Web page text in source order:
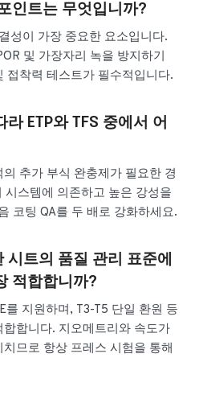
인트는 무엇입니까?
성이 가장 중요한 요소입니다.
및 가장자리 녹을 방지하기
접착력 테스트가 필수적입니다.
ETP와 TFS 중에서 어
추가 부식 완충제가 필요한 경
시스템에 의존하고 높은 강성을
코팅 QA를 두 배로 강화하세요.
트의 품질 관리 표준에
적합합니까?
를 지원하며, T3-T5 단일 환원 등
합니다. 지오메트리와 속도가
므로 항상 프레스 시험을 통해